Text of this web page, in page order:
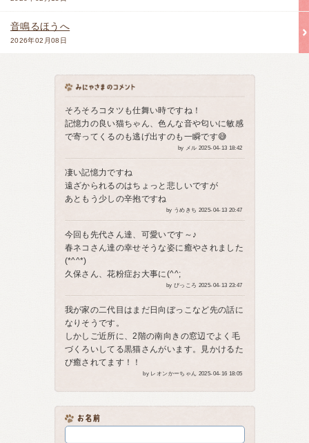
音鳴るほうへ
2026年02月08日
そろそろコタツも仕舞い時ですね！
記憶力の良い猫ちゃん、色んな音や匂いに敏感
で寄ってくるのも逃げ出すのも一瞬です😅
by メル 2025-04-13 18:42
凄い記憶力ですね
遠ざかられるのはちょっと悲しいですが
あともう少しの辛抱ですね
by うめきち 2025-04-13 20:47
今回も先代さん達、可愛いです～♪
春ネコさん達の幸せそうな姿に癒やされました
(*^^*)
久保さん、花粉症お大事に(^^;
by ぴっころ 2025-04-13 23:47
我が家の二代目はまだ日向ぼっこなど先の話に
なりそうです。
しかしご近所に、2階の南向きの窓辺でよく毛
づくろいしてる黒猫さんがいます。見かけるた
び癒されてます！！
by レオンかーちゃん 2025-04-16 18:05